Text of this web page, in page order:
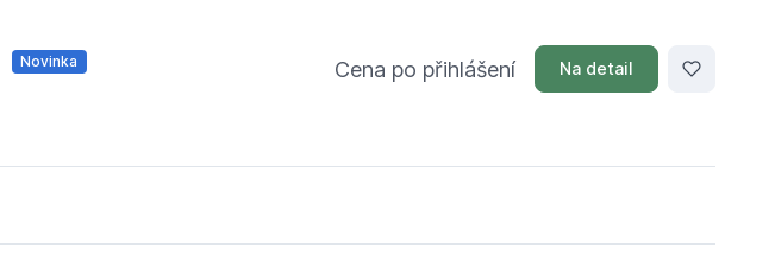
Novinka Cena po přihlášení Na detail